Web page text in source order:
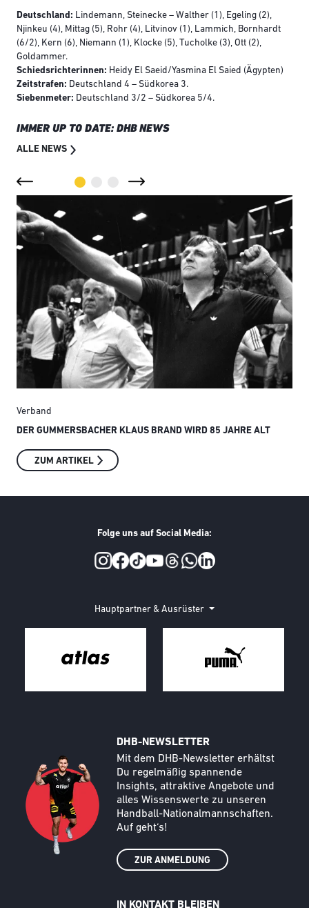
Deutschland: Lindemann, Steinecke – Walther (1), Egeling (2),
Njinkeu (4), Mittag (5), Rohr (4), Litvinov (1), Lammich, Bornhardt
(6/2), Kern (6), Niemann (1), Klocke (5), Tucholke (3), Ott (2),
Goldammer.
Schiedsrichterinnen: Heidy El Saeid/Yasmina El Saied (Ägypten)
Zeitstrafen: Deutschland 4 – Südkorea 3.
Siebenmeter: Deutschland 3/2 – Südkorea 5/4.
IMMER UP TO DATE: DHB NEWS
ALLE NEWS
Verband
DER GUMMERSBACHER KLAUS BRAND WIRD 85 JAHRE ALT
ZUM ARTIKEL
Folge uns auf Social Media:
Hauptpartner & Ausrüster
DHB-NEWSLETTER
Text
Mit dem DHB-Newsletter erhältst
Du regelmäßig spannende
Insights, attraktive Angebote und
alles Wissenswerte zu unseren
Handball-Nationalmannschaften.
Auf geht‘s!
ZUR ANMELDUNG
IN KONTAKT BLEIBEN